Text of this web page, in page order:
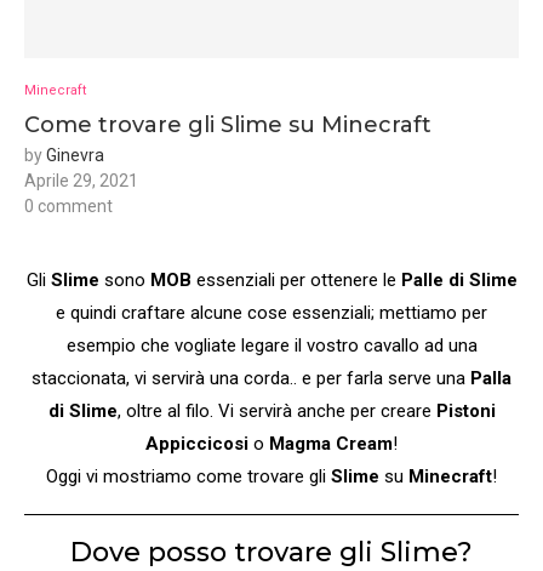
Minecraft
Come trovare gli Slime su Minecraft
byGinevra
Aprile 29, 2021
0 comment
Gli Slime sono MOB essenziali per ottenere le Palle di Slime
e quindi craftare alcune cose essenziali; mettiamo per
esempio che vogliate legare il vostro cavallo ad una
staccionata, vi servirà una corda.. e per farla serve una Palla
di Slime, oltre al filo. Vi servirà anche per creare Pistoni
Appiccicosi o Magma Cream!
Oggi vi mostriamo come trovare gli Slime su Minecraft!
Dove posso trovare gli Slime?